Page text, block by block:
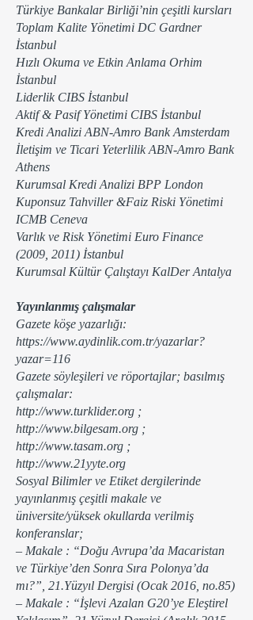
Türkiye Bankalar Birliği’nin çeşitli kursları
Toplam Kalite Yönetimi DC Gardner
İstanbul
Hızlı Okuma ve Etkin Anlama Orhim
İstanbul
Liderlik CIBS İstanbul
Aktif & Pasif Yönetimi CIBS İstanbul
Kredi Analizi ABN-Amro Bank Amsterdam
İletişim ve Ticari Yeterlilik ABN-Amro Bank
Athens
Kurumsal Kredi Analizi BPP London
Kuponsuz Tahviller &Faiz Riski Yönetimi
ICMB Ceneva
Varlık ve Risk Yönetimi Euro Finance
(2009, 2011) İstanbul
Kurumsal Kültür Çalıştayı KalDer Antalya
Yayınlanmış çalışmalar
Gazete köşe yazarlığı:
https://www.aydinlik.com.tr/yazarlar?
yazar=116
Gazete söyleşileri ve röportajlar; basılmış
çalışmalar:
http://www.turklider.org ;
http://www.bilgesam.org ;
http://www.tasam.org ;
http://www.21yyte.org
Sosyal Bilimler ve Etiket dergilerinde
yayınlanmış çeşitli makale ve
üniversite/yüksek okullarda verilmiş
konferanslar;
– Makale : “Doğu Avrupa’da Macaristan
ve Türkiye’den Sonra Sıra Polonya’da
mı?”, 21.Yüzyıl Dergisi (Ocak 2016, no.85)
– Makale : “İşlevi Azalan G20’ye Eleştirel